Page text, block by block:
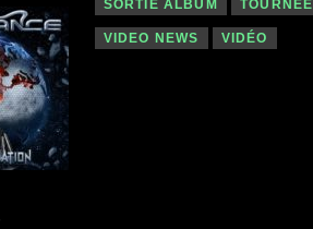
SORTIE ALBUM TOURNÉE
VIDEO NEWS VIDÉO